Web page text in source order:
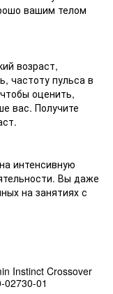
вашим телом
возраст,
частоту пульса в
оценить,
вас. Получите
интенсивную
Вы даже
на занятиях с
Instinct Crossover
02730-01